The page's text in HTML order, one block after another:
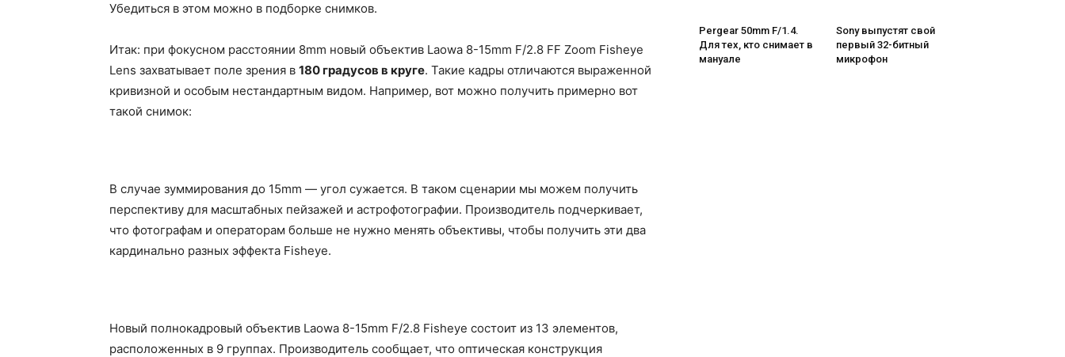
Убедиться в этом можно в подборке снимков.
Итак: при фокусном расстоянии 8mm новый объектив Laowa 8-15mm F/2.8 FF Zoom Fisheye
Lens захватывает поле зрения в 180 градусов в круге. Такие кадры отличаются выраженной
кривизной и особым нестандартным видом. Например, вот можно получить примерно вот
такой снимок:
В случае зуммирования до 15mm — угол сужается. В таком сценарии мы можем получить
перспективу для масштабных пейзажей и астрофотографии. Производитель подчеркивает,
что фотографам и операторам больше не нужно менять объективы, чтобы получить эти два
кардинально разных эффекта Fisheye.
Новый полнокадровый объектив Laowa 8-15mm F/2.8 Fisheye состоит из 13 элементов,
расположенных в 9 группах. Производитель сообщает, что оптическая конструкция
Pergear 50mm F/1.4.
Для тех, кто снимает в
мануале
Sony выпустят свой
первый 32-битный
микрофон